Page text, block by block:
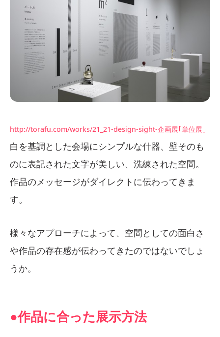
http://torafu.com/works/21_21-design-sight-企画展｢単位展」
白を基調とした会場にシンプルな什器、壁そのも
のに表記された文字が美しい、洗練された空間。
作品のメッセージがダイレクトに伝わってきま
す。
様々なアプローチによって、空間としての面白さ
や作品の存在感が伝わってきたのではないでしょ
うか。
●作品に合った展示方法